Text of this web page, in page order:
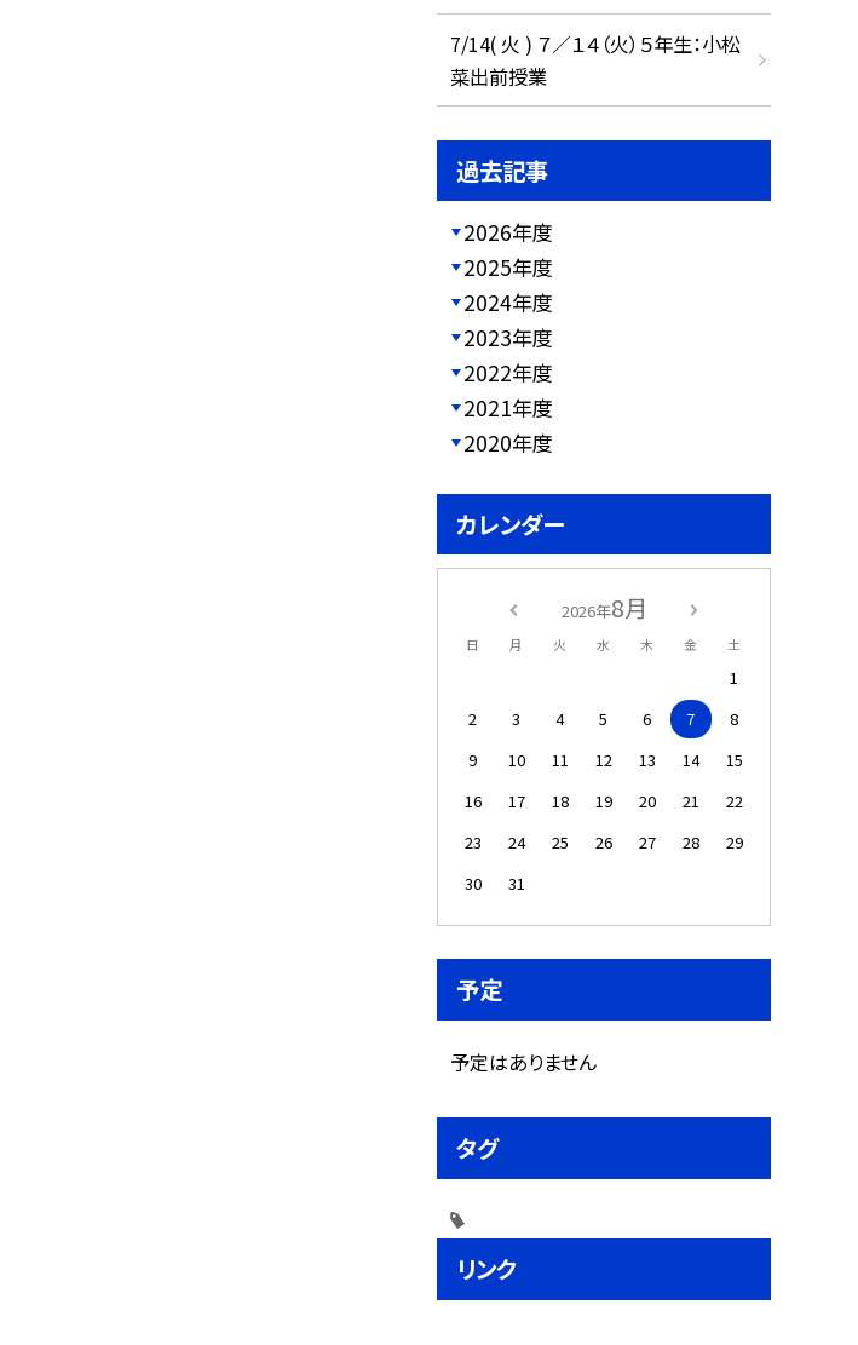
7/14( 火 ) ７／１４（火）５年生：小松
菜出前授業
過去記事
2026年度
2025年度
2024年度
2023年度
2022年度
2021年度
2020年度
カレンダー
2026年8月
日 月 火 水 木 金 土
1
2
3 4 5 6 7
8
9
10 11 12 13 14
15
16
17 18 19 20 21
22
23
24 25 26 27 28
29
30
31
予定
予定はありません
タグ
リンク